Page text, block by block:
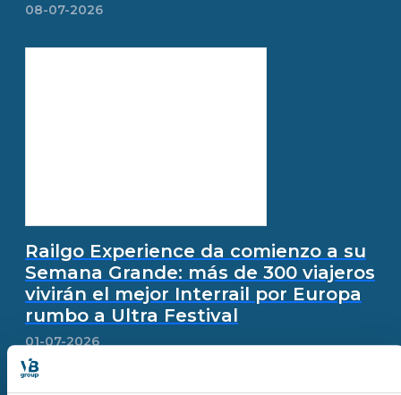
08-07-2026
Railgo Experience da comienzo a su
Semana Grande: más de 300 viajeros
vivirán el mejor Interrail por Europa
rumbo a Ultra Festival
01-07-2026